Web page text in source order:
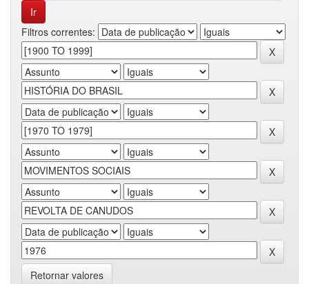
Filtros correntes:
Retornar valores